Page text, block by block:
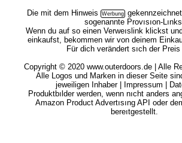
Die mit dem Hinweis
sogenannte Provısıon-Lınks.
Wenn du auf so einen Verweıslink klickst
einkaufst, bekommen wir von deinem
Für dich verändert sıch der Preis
Copyright © 2020 www.outerdoors.de | Alle
Alle Logos und Marken in dieser Seite
jeweiligen Inhaber |
Impressum
Produktbılder werden, wenn nıcht anders
Amazon Product Advertısıng API oder
bereıtgestellt.